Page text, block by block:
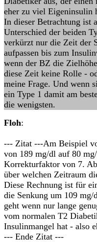
eher zu viel Eigeninsulin
In dieser Betrachtung ist
Unterschied der beiden
verkürzt nur die Zeit der
aufpassen bis zum
wenn der BZ die
diese Zeit keine Rolle -
meine Frage. Und wenn
ein Type 1 damit am
die wenigsten.
Floh:
--- Zitat ---Am Beispiel
von 189 mg/dl auf 80
Korrekturfaktor von 7.
über welchen Zeitraum
Diese Rechnung ist für
die Senkung um 109
geht wenn nur lange
vom normalen T2
Insulinmangel hat - also
--- Ende Zitat ---